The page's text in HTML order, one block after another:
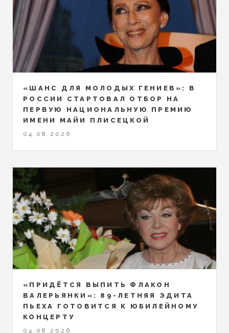
«ШАНС ДЛЯ МОЛОДЫХ ГЕНИЕВ»: В
РОССИИ СТАРТОВАЛ ОТБОР НА
ПЕРВУЮ НАЦИОНАЛЬНУЮ ПРЕМИЮ
ИМЕНИ МАЙИ ПЛИСЕЦКОЙ
04.08.2026
«ПРИДЁТСЯ ВЫПИТЬ ФЛАКОН
ВАЛЕРЬЯНКИ»: 89-ЛЕТНЯЯ ЭДИТА
ПЬЕХА ГОТОВИТСЯ К ЮБИЛЕЙНОМУ
КОНЦЕРТУ
04.08.2026